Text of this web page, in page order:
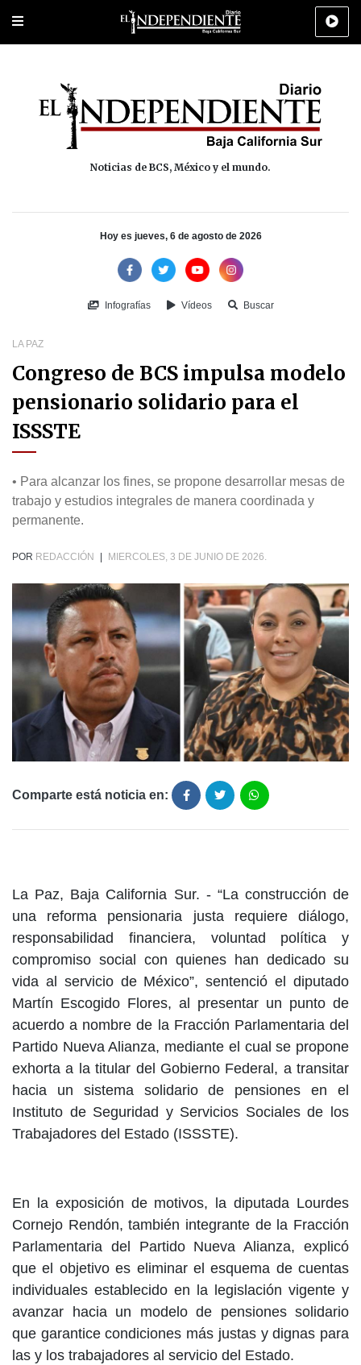
Portada Los Cabos Policiaca Deportes Cultura
Noticias de BCS, México y el mundo.
Hoy es jueves, 6 de agosto de 2026
Infografías Vídeos Buscar
LA PAZ
Congreso de BCS impulsa modelo
pensionario solidario para el
ISSSTE
• Para alcanzar los fines, se propone desarrollar mesas de
trabajo y estudios integrales de manera coordinada y
permanente.
POR REDACCIÓN MIERCOLES, 3 DE JUNIO DE 2026.
Comparte está noticia en:
La Paz, Baja California Sur. - “La construcción de
una reforma pensionaria justa requiere diálogo,
responsabilidad financiera, voluntad política y
compromiso social con quienes han dedicado su
vida al servicio de México”, sentenció el diputado
Martín Escogido Flores, al presentar un punto de
acuerdo a nombre de la Fracción Parlamentaria del
Partido Nueva Alianza, mediante el cual se propone
exhorta a la titular del Gobierno Federal, a transitar
hacia un sistema solidario de pensiones en el
Instituto de Seguridad y Servicios Sociales de los
Trabajadores del Estado (ISSSTE).
En la exposición de motivos, la diputada Lourdes
Cornejo Rendón, también integrante de la Fracción
Parlamentaria del Partido Nueva Alianza, explicó
que el objetivo es eliminar el esquema de cuentas
individuales establecido en la legislación vigente y
avanzar hacia un modelo de pensiones solidario
que garantice condiciones más justas y dignas para
las y los trabajadores al servicio del Estado.